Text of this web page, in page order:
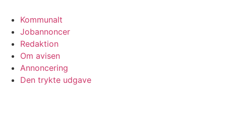
Kommunalt
Jobannoncer
Redaktion
Om avisen
Annoncering
Den trykte udgave